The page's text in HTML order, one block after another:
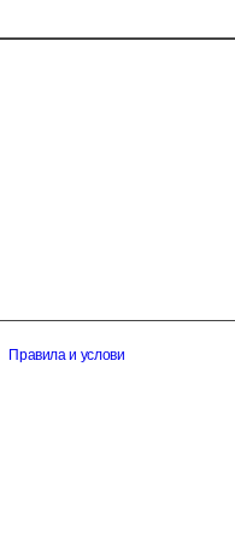
Правила и услови